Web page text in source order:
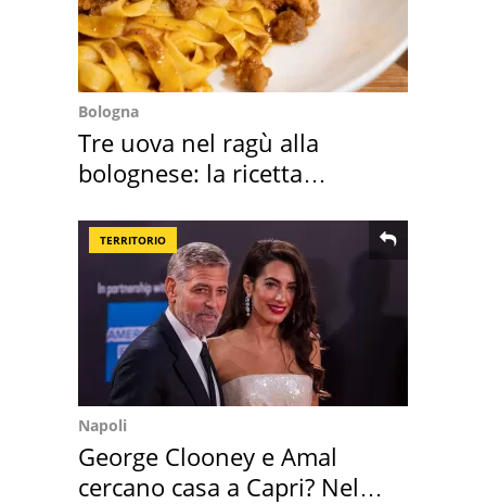
Bologna
Tre uova nel ragù alla
bolognese: la ricetta
TERRITORIO
Napoli
George Clooney e Amal
cercano casa a Capri? Nel